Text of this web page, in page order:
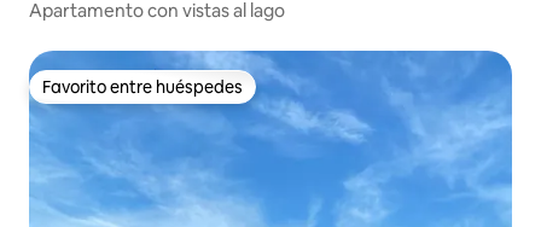
Apartamento con vistas al lago
Favorito entre huéspedes
Favorito entre huéspedes